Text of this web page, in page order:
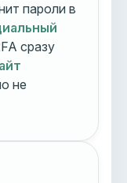
пароли в
сразу
не